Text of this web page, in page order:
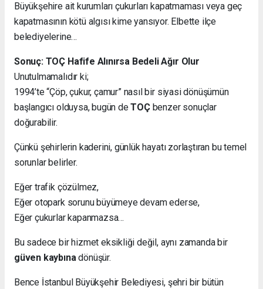
Büyükşehire ait kurumları çukurları kapatmaması veya geç
kapatmasının kötü algısı kime yansıyor. Elbette ilçe
belediyelerine…
Sonuç: TOÇ Hafife Alınırsa Bedeli Ağır Olur
Unutulmamalıdır ki;
1994’te “Çöp, çukur, çamur” nasıl bir siyasi dönüşümün
başlangıcı olduysa, bugün deTOÇbenzer sonuçlar
doğurabilir.
Çünkü şehirlerin kaderini, günlük hayatı zorlaştıran bu temel
sorunlar belirler.
Eğer trafik çözülmez,
Eğer otopark sorunu büyümeye devam ederse,
Eğer çukurlar kapanmazsa…
Bu sadece bir hizmet eksikliği değil, aynı zamanda bir
güven kaybınadönüşür.
Bence İstanbul Büyükşehir Belediyesi, şehri bir bütün